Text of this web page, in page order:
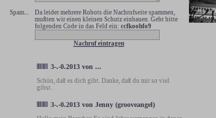
Spam...
Da leider mehrere Robots die Nachrufseite spammen,
mußten wir einen kleinen Schutz einbauen. Gebt bitte
folgenden Code in das Feld ein: ccfkoohfo9
Nachruf eintragen
3-.-0.2013 von ...
Schön, daß es dich gibt. Danke, daß du mir so viel
gibst.
3-.-0.2013 von Jenny (grooveangel)